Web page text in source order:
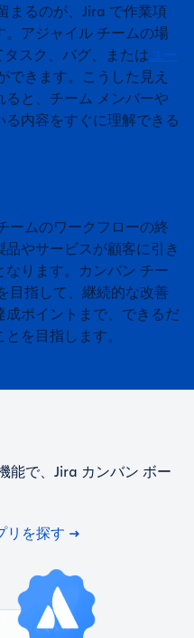
まるのが、Jira で作業項
アジャイル チームの場
スク、バグ、または ユー
できます。こうした見え
と、チーム メンバーや
内容をすぐに理解できる
ームのワークフローの終
やサービスが顧客に引き
ります。カンバン チー
目指して、継続的な改善
ポイントまで、できるだ
を目指します。
で、Jira カンバン ボー
を探す